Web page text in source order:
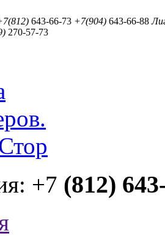
643-66-73 +7(904) 643-66-88
270-57-73
+7 (812)